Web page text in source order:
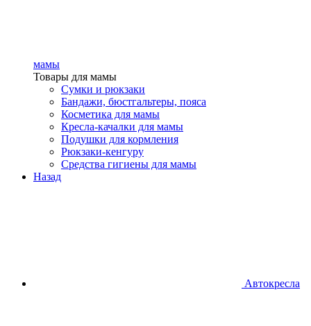
мамы
Товары для мамы
Сумки и рюкзаки
Бандажи, бюстгальтеры, пояса
Косметика для мамы
Кресла-качалки для мамы
Подушки для кормления
Рюкзаки-кенгуру
Средства гигиены для мамы
Назад
Автокресла